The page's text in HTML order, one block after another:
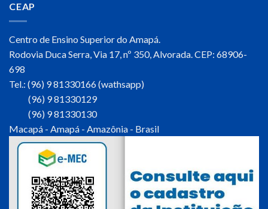
CEAP
Centro de Ensino Superior do Amapá.
Rodovia Duca Serra, Via 17, nº 350, Alvorada. CEP: 68906-
698
Tel.: (96) 9 81330166 (wathsapp)
(96) 9 81330129
(96) 9 81330130
Macapá - Amapá - Amazônia - Brasil